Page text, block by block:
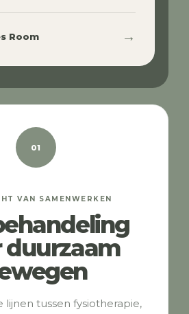
Room →
01
VAN SAMENWERKEN
duurzaam
lijnen tussen fysiotherapie,